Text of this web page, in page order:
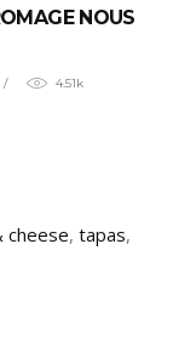
NOUS
4.51k
cheese, tapas,